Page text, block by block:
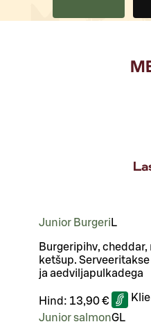
Junior Burgeri L
Burgeripihv, cheddar,
ketšup.
ja aedviljapulkadega
Hind: 13,90 €
Junior salmonGL